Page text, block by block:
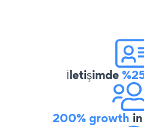
İletişimde
200% growth